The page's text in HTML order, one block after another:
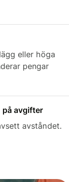
eller höga
pengar
på avgifter
avståndet.